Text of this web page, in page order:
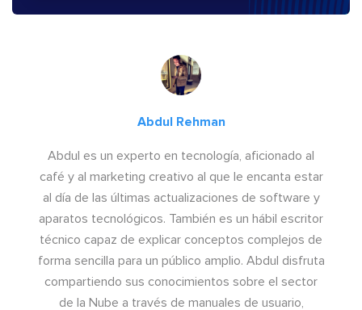
Abdul Rehman
Abdul es un experto en tecnología, aficionado al
café y al marketing creativo al que le encanta estar
al día de las últimas actualizaciones de software y
aparatos tecnológicos. También es un hábil escritor
técnico capaz de explicar conceptos complejos de
forma sencilla para un público amplio. Abdul disfruta
compartiendo sus conocimientos sobre el sector
de la Nube a través de manuales de usuario,